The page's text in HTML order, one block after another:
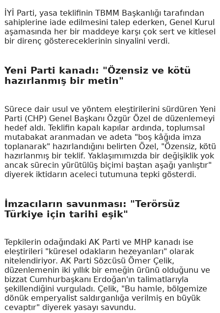
İYİ Parti, yasa teklifinin TBMM Başkanlığı tarafından
sahiplerine iade edilmesini talep ederken, Genel Kurul
aşamasında her bir maddeye karşı çok sert ve kitlesel
bir direnç göstereceklerinin sinyalini verdi.
Yeni Parti kanadı: "Özensiz ve kötü
hazırlanmış bir metin"
Sürece dair usul ve yöntem eleştirilerini sürdüren Yeni
Parti (CHP) Genel Başkanı Özgür Özel de düzenlemeyi
hedef aldı. Teklifin kapalı kapılar ardında, toplumsal
mutabakat aranmadan ve adeta "boş kâğıda imza
toplanarak" hazırlandığını belirten Özel, "Özensiz, kötü
hazırlanmış bir teklif. Yaklaşımımızda bir değişiklik yok
ancak sürecin yürütülüş biçimi baştan aşağı yanlıştır"
diyerek iktidarın aceleci tutumuna tepki gösterdi.
İmzacıların savunması: "Terörsüz
Türkiye için tarihi eşik"
Tepkilerin odağındaki AK Parti ve MHP kanadı ise
eleştirileri "küresel odakların hezeyanları" olarak
nitelendiriyor. AK Parti Sözcüsü Ömer Çelik,
düzenlemenin iki yıllık bir emeğin ürünü olduğunu ve
bizzat Cumhurbaşkanı Erdoğan'ın talimatlarıyla
şekillendiğini vurguladı. Çelik, "Bu hamle, bölgemize
dönük emperyalist saldırganlığa verilmiş en büyük
cevaptır" diyerek yasayı savundu.